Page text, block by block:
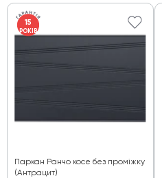
15
РОКІВ
Паркан Ранчо косе без проміжку
(Антрацит)